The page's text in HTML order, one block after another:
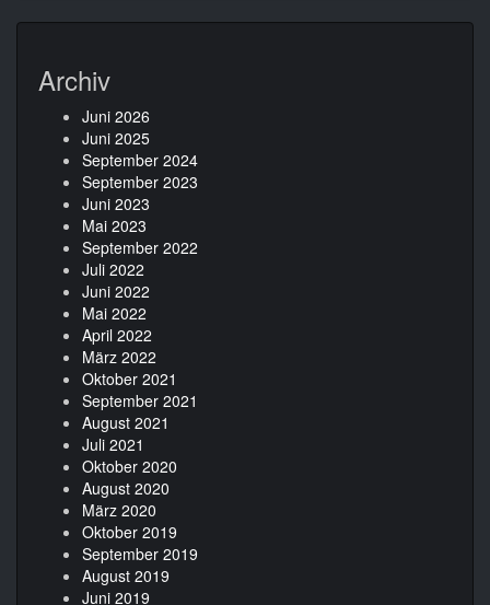
Archiv
Juni 2026
Juni 2025
September 2024
September 2023
Juni 2023
Mai 2023
September 2022
Juli 2022
Juni 2022
Mai 2022
April 2022
März 2022
Oktober 2021
September 2021
August 2021
Juli 2021
Oktober 2020
August 2020
März 2020
Oktober 2019
September 2019
August 2019
Juni 2019